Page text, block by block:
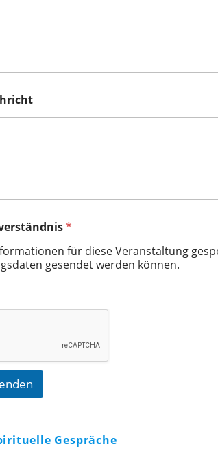
*
für diese Veranstaltung
gesendet werden können.
Gespräche